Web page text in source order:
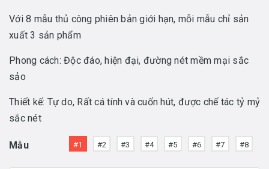
Với 8 mẫu thủ công phiên bản giới hạn, mỗi mẫu chỉ sản
xuất 3 sản phẩm
Phong cách: Độc đáo, hiện đại, đường nét mềm mại sắc
sảo
Thiết kế: Tự do, Rất cá tính và cuốn hút, được chế tác tỷ mỷ
sắc nét
Mẫu #1 #2 #3 #4 #5 #6 #7 #8